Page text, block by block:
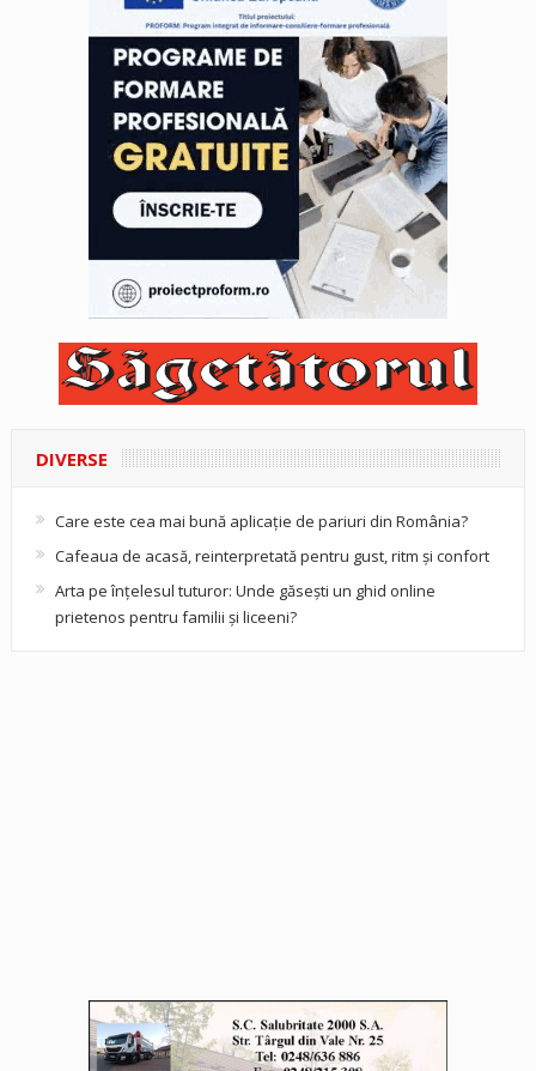
DIVERSE
Care este cea mai bună aplicație de pariuri din România?
Cafeaua de acasă, reinterpretată pentru gust, ritm și confort
Arta pe înțelesul tuturor: Unde găsești un ghid online
prietenos pentru familii și liceeni?